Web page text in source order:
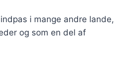
i mange andre lande,
og som en del af